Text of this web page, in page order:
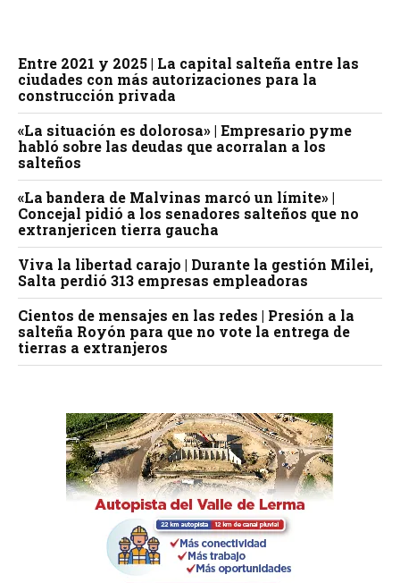
Entre 2021 y 2025 | La capital salteña entre las
ciudades con más autorizaciones para la
construcción privada
«La situación es dolorosa» | Empresario pyme
habló sobre las deudas que acorralan a los
salteños
«La bandera de Malvinas marcó un límite» |
Concejal pidió a los senadores salteños que no
extranjericen tierra gaucha
Viva la libertad carajo | Durante la gestión Milei,
Salta perdió 313 empresas empleadoras
Cientos de mensajes en las redes | Presión a la
salteña Royón para que no vote la entrega de
tierras a extranjeros